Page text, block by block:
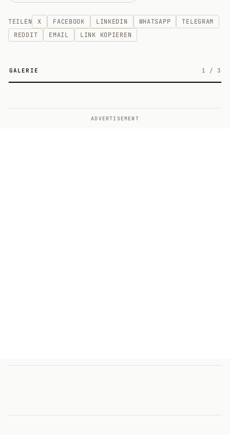
TEILEN X FACEBOOK LINKEDIN WHATSAPP
TELEGRAM
REDDIT
EMAIL LINK KOPIEREN
GALERIE 1 / 3
ADVERTISEMENT